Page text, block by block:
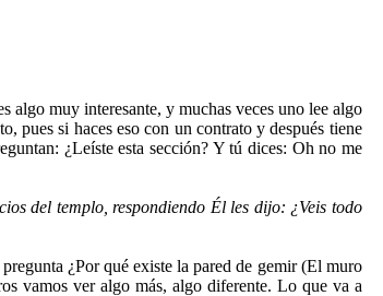
algo muy interesante, y muchas veces uno lee algo
pues si haces eso con un contrato y después tiene
¿Leíste esta sección? Y tú dices: Oh no me
del templo, respondiendo Él les dijo: ¿Veis todo
¿Por qué existe la pared de gemir (El muro
vamos ver algo más, algo diferente. Lo que va a